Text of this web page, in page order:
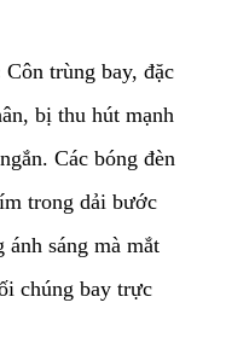
Côn trùng bay, đặc
bị thu hút mạnh
Các bóng đèn
trong dải bước
sáng mà mắt
chúng bay trực